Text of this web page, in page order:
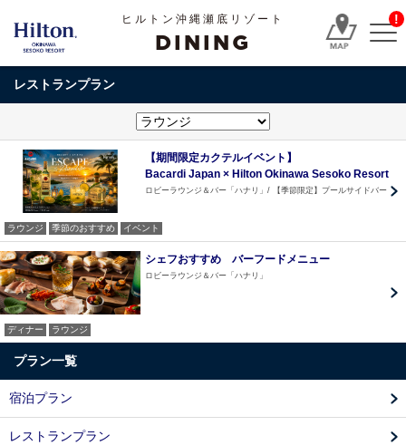
ヒルトン沖縄瀬底リゾート
DINING
!
レストランプラン
【期間限定カクテルイベント】
Bacardi Japan × Hilton Okinawa Sesoko Resort
ロビーラウンジ＆バー「ハナリ」 【季節限定】プールサイドバー
ラウンジ 季節のおすすめ イベント
シェフおすすめ バーフードメニュー
ロビーラウンジ＆バー「ハナリ」
ディナー ラウンジ
プラン一覧
宿泊プラン
レストランプラン